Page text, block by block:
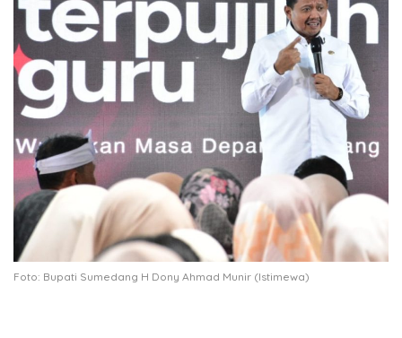
Foto: Bupati Sumedang H Dony Ahmad Munir (Istimewa)